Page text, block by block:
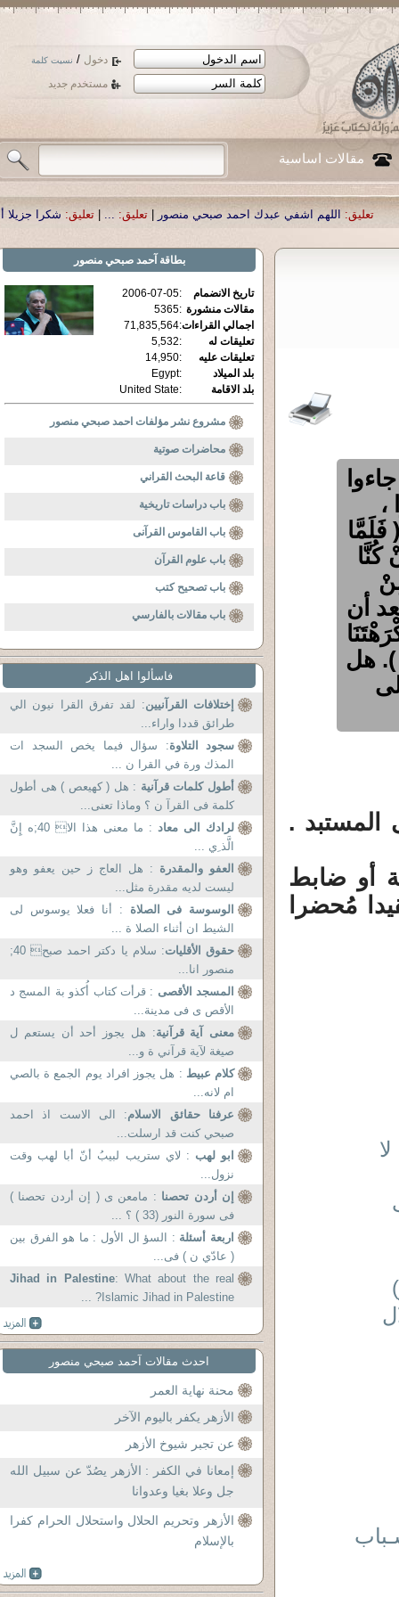
دخول / نسيت كلمة
مستخدم جديد
مقالات اساسية
اشفي عبدك احمد صبحي منصور |تعليق: ...
|تعليق: شكرا جزيلا أستاذ حمد
،
فَلَمَّا
كُنَّا
بعد أن
وَأَبْقَى (73) طه ). هل
.
أو ضابط
مُحضرا
بطاقة آحمد صبحي منصور
تاريخ الانضمام :
2006-07-05
مقالات منشورة :
5365
اجمالي القراءات:
71,835,564
تعليقات له
:
5,532
تعليقات عليه
:
14,950
بلد الميلاد
:
Egypt
بلد الاقامة
:
United State
مشروع نشر مؤلفات احمد صبحي منصور
محاضرات صوتية
قاعة البحث القراني
باب دراسات تاريخية
باب القاموس القرآنى
باب علوم القرآن
باب تصحيح كتب
باب مقالات بالفارسي
فاسألوا اهل الذكر
إختلافات القرآنيين: لقد تفرق القرا نيون الي
طرائق قددا واراء...
سجود التلاوة: سؤال فيما يخص السجد ات
المذك ورة في القرا ن ...
أطول كلمات قرآنية : هل ( كهيعص ) هى أطول
كلمة فى القرآ ن ؟ وماذا تعنى...
لرادك الى معاد
: ما معنى هذا الا 40;ه إِنَّ
الَّذ ِي ...
العفو والمقدرة : هل العاج ز حين يعفو وهو
ليست لديه مقدرة مثل...
الوسوسة فى الصلاة : أنا فعلا يوسوس لى
الشيط ان أثناء الصلا ة ...
حقوق الأقليات
: سلام یا دکتر احمد صبح 40;
منصور انا...
المسجد الأقصى : قرأت كتاب أُكذو بة المسج د
الأقص ى فى مدينة...
معنى آية قرآنية: هل يجوز أحد أن يستعم ل
صيغة لآية قرآني ة و...
كلام عبيط : هل يجوز افراد يوم الجمع ة بالصي
ام لانه...
عرفنا حقائق الاسلام: الى الاست اذ احمد
صبحي كنت قد ارسلت...
ابو لهب : لاي ستريب لبيبُ أنّ أبا لهب وقت
نزول...
إن أردن تحصنا : مامعن ى ( إن أردن تحصنا )
فى سورة النور (33 ) ؟ ...
اربعة أسئلة : السؤ ال الأول : ما هو الفرق بين
( عادّي ن ) فى...
Jihad in Palestine: What about the real
Islamic Jihad in Palestine? ...
احدث مقالات آحمد صبحي منصور
محنة نهاية العمر
الأزهر يكفر باليوم الآخر
عن تجبر شيوخ الأزهر
إمعانا في الكفر : الأزهر يصُدّ عن سبيل الله
جل وعلا بغيا وعدوانا
الأزهر وتحريم الحلال واستحلال الحرام كفرا
بالإسلام